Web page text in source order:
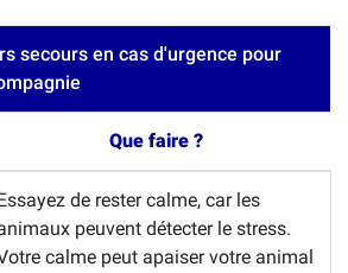
secours en cas d'urgence pour
Que faire ?
de rester calme, car les
peuvent détecter le stress.
calme peut apaiser votre animal